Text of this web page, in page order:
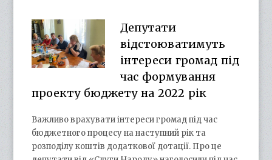
Депутати
відстоюватимуть
інтереси громад під
час формування
проекту бюджету на 2022 рік
Важливо врахувати інтереси громад під час
бюджетного процесу на наступний рік та
розподілу коштів додаткової дотації. Про це